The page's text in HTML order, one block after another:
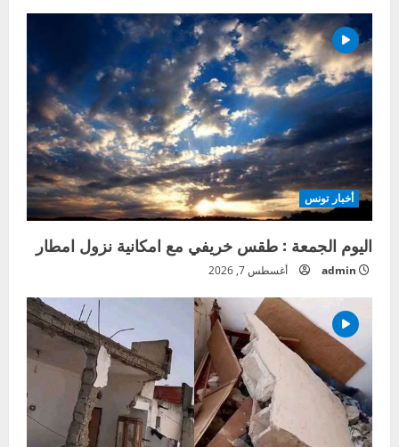
أخبار تونس
اليوم الجمعة : طقس خريفي مع امكانية نزول امطار
admin أغسطس 7, 2026